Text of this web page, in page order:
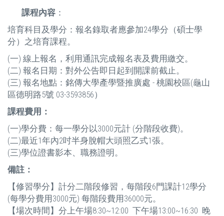
課程內容 ：
培育科目及學分：報名錄取者應參加24學分（碩士學
分）之培育課程。
(一) 線上報名，利用通訊完成報名表及費用繳交。
(二) 報名日期：對外公告即日起到開課前截止。
(三) 報名地點：銘傳大學產學暨推廣處 - 桃園校區(龜山
區德明路5號 03-3593856）
課程費用：
(一)學分費：每一學分以3000元計 (分階段收費)。
(二)最近1年內2吋半身脫帽大頭照乙式1張。
(三)學位證書影本、職務證明。
備註：
【修習學分】計分二階段修習，每階段6門課計12學分
(每學分費用3000元) 每階段費用36000元。
【場次時間】分上午場8:30~12:00 下午場13:00~16:30 晚